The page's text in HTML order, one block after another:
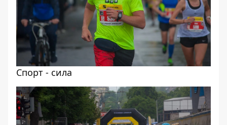
Спорт - сила